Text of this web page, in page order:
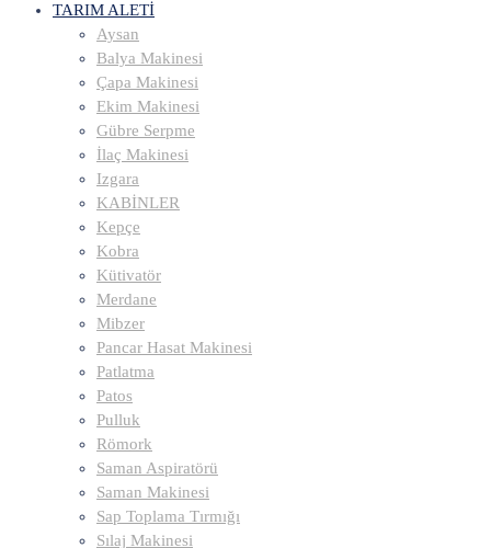
TARIM ALETİ
Aysan
Balya Makinesi
Çapa Makinesi
Ekim Makinesi
Gübre Serpme
İlaç Makinesi
Izgara
KABİNLER
Kepçe
Kobra
Kütivatör
Merdane
Mibzer
Pancar Hasat Makinesi
Patlatma
Patos
Pulluk
Römork
Saman Aspiratörü
Saman Makinesi
Sap Toplama Tırmığı
Sılaj Makinesi